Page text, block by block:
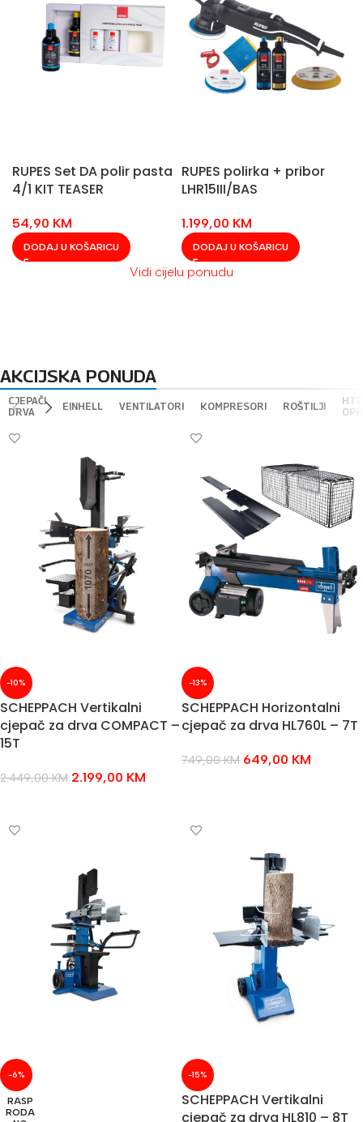
RUPES Set DA polir pasta
4/1 KIT TEASER
54,90 KM
DODAJ U KOŠARICU
RUPES polirka + pribor
LHR15III/BAS
1.199,00 KM
DODAJ U KOŠARICU
Vidi cijelu ponudu
AKCIJSKA PONUDA
CJEPAČI
DRVA
EINHELL VENTILATORI KOMPRESORI ROŠTILJI
HTZ
-10%
SCHEPPACH Vertikalni
cjepač za drva COMPACT –
15T
2.449,00KM 2.199,00 KM
-13%
SCHEPPACH Horizontalni
cjepač za drva HL760L – 7T
749,00KM 649,00 KM
-6%
RASP
RODA
-15%
SCHEPPACH Vertikalni
cjepač za drva HL810 – 8T